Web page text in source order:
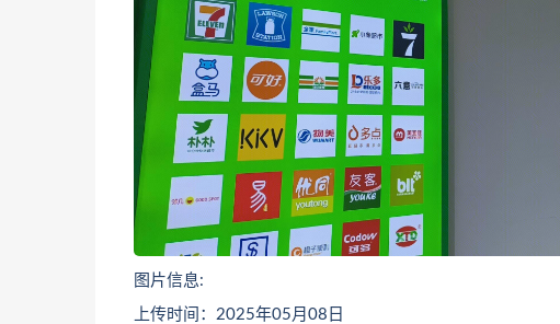
图片信息:
上传时间：2025年05月08日